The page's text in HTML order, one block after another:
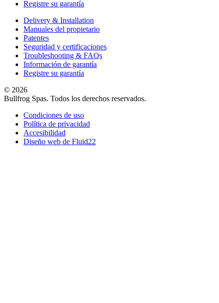
Registre su garantía
Delivery & Installation
Manuales del propietario
Patentes
Seguridad y certificaciones
Troubleshooting & FAQs
Información de garantía
Registre su garantía
© 2026
Bullfrog Spas. Todos los derechos reservados.
Condiciones de uso
Política de privacidad
Accesibilidad
Diseño web de Fluid22